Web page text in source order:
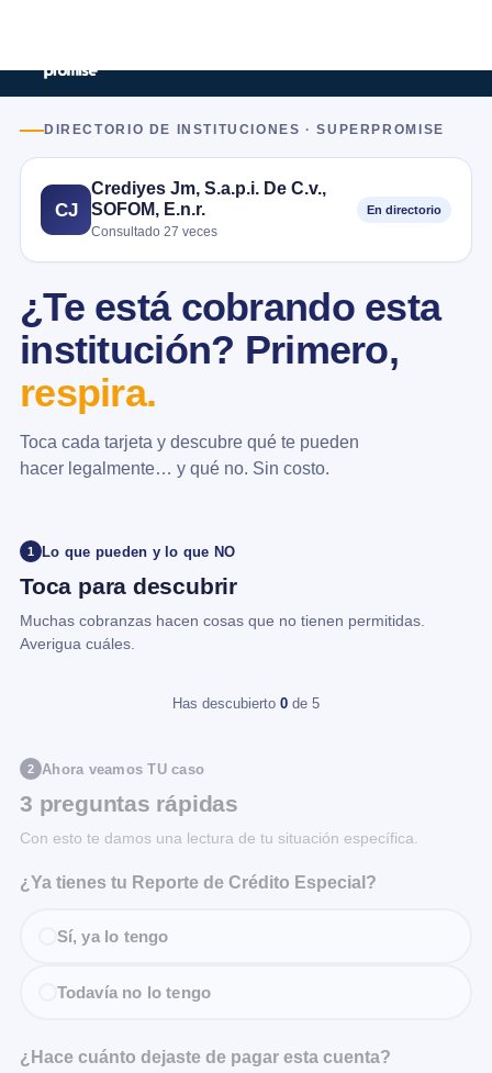
DIRECTORIO DE INSTITUCIONES · SUPERPROMISE
CJ
Crediyes Jm, S.a.p.i. De C.v.,
SOFOM, E.n.r.
Consultado 27 veces
En directorio
¿Te está cobrando esta
institución? Primero,
respira.
Toca cada tarjeta y descubre qué te pueden
hacer legalmente… y qué no. Sin costo.
1 Lo que pueden y lo que NO
Toca para descubrir
Muchas cobranzas hacen cosas que no tienen permitidas.
Averigua cuáles.
Has descubierto 0 de 5
2 Ahora veamos TU caso
3 preguntas rápidas
Con esto te damos una lectura de tu situación específica.
¿Ya tienes tu Reporte de Crédito Especial?
Sí, ya lo tengo
Todavía no lo tengo
¿Hace cuánto dejaste de pagar esta cuenta?